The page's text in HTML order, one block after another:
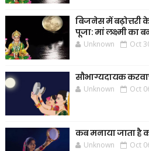
बिजनेस में बढ़ोत्तरी
पूजा: मां लक्ष्मी का
Unknown Oct
सौभाग्यदायक
Unknown Oct
कब मनाया जाता है
Unknown Oct